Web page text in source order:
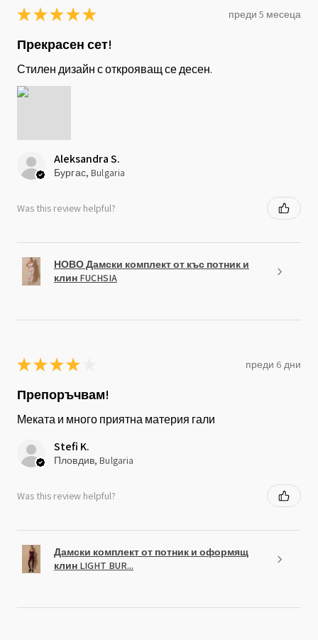
★★★★★ преди 5 месеца
Прекрасен сет!
Стилен дизайн с открояващ се десен.
Aleksandra S.
Бургас, Bulgaria
Was this review helpful?
НОВО Дамски комплект от къс потник и
клин FUCHSIA
★★★★ преди 6 дни
Препоръчвам!
Меката и много приятна материя гали
Stefi K.
Пловдив, Bulgaria
Was this review helpful?
Дамски комплект от потник и оформящ
клин LIGHT BUR...